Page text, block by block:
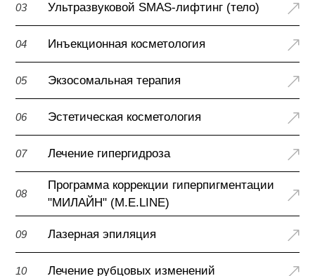
03 Ультразвуковой SMAS-лифтинг (тело)
04 Инъекционная косметология
05 Экзосомальная терапия
06 Эстетическая косметология
07 Лечение гипергидроза
08
Программа коррекции гиперпигментации
"МИЛАЙН" (M.E.LINE)
09 Лазерная эпиляция
10 Лечение рубцовых изменений